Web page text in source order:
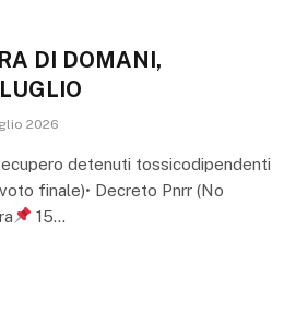
DI DOMANI,
2026
detenuti tossicodipendenti
finale)•⁠ ⁠Decreto Pnrr (No
15…